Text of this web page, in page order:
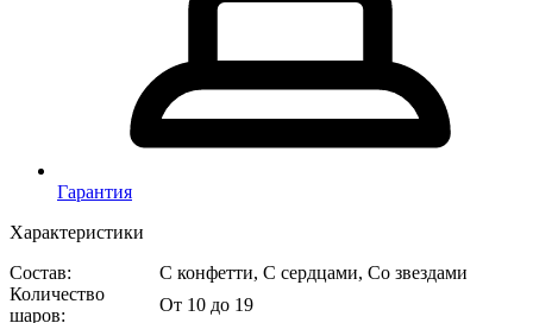
Гарантия
Характеристики
Состав:
С конфетти, С сердцами, Со звездами
Количество
шаров:
От 10 до 19